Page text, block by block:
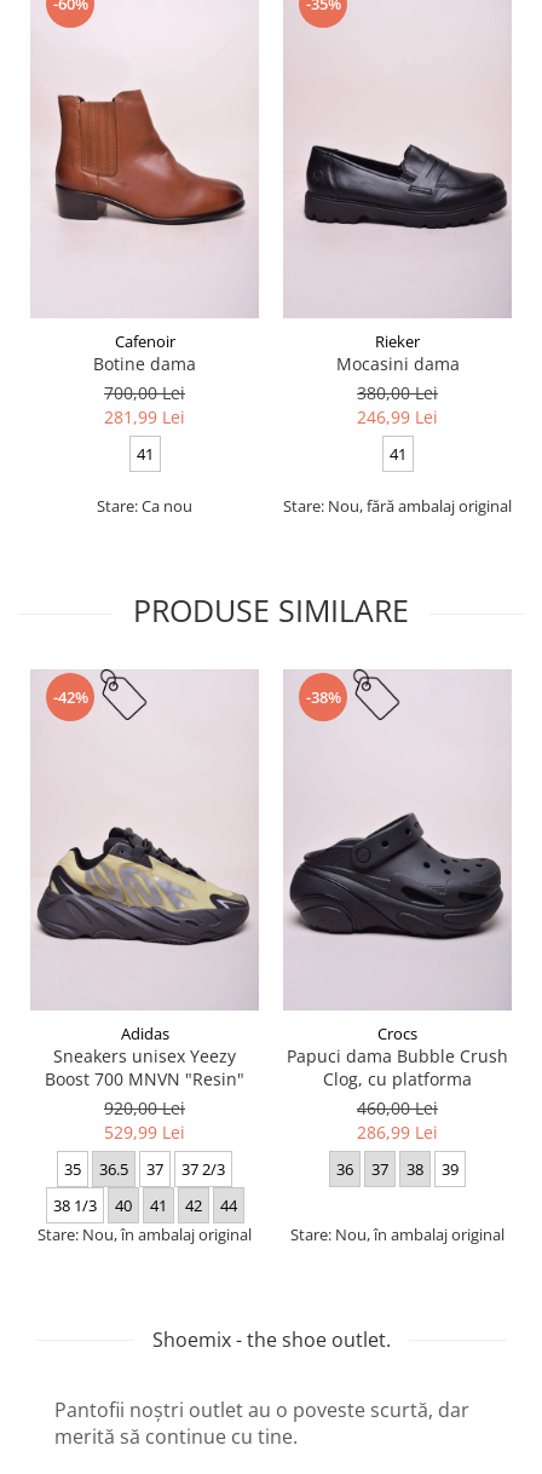
Cafenoir
Botine dama
700,00 Lei
281,99 Lei
41
Stare: Ca nou
Rieker
Mocasini dama
380,00 Lei
246,99 Lei
41
Stare: Nou, fără ambalaj original
PRODUSE SIMILARE
-42%
Adidas
Sneakers unisex Yeezy
Boost 700 MNVN "Resin"
920,00 Lei
529,99 Lei
35 36.5 37
37 2/3
38 1/3
40 41 42
44
Stare: Nou, în ambalaj original
-38%
Crocs
Papuci dama Bubble Crush
Clog, cu platforma
460,00 Lei
286,99 Lei
36 37 38 39
Stare: Nou, în ambalaj original
Shoemix - the shoe outlet.
Pantofii noștri outlet au o poveste scurtă, dar
merită să continue cu tine.